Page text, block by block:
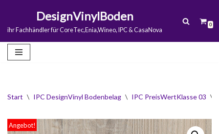
Zum
springen
DesignVinylBoden
ihr Fachhändler für CoreTec,Enia,Wineo, IPC & CasaNova
0
Start \ IPC DesignVinyl Bodenbelag \ IPC PreisWertKlasse 03 \
Angebot!